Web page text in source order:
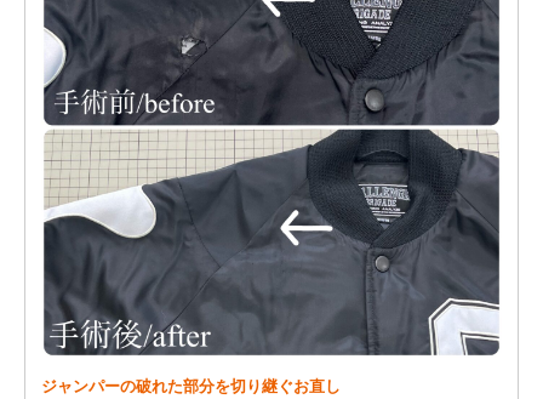
ジャンパーの破れた部分を切り継ぐお直し